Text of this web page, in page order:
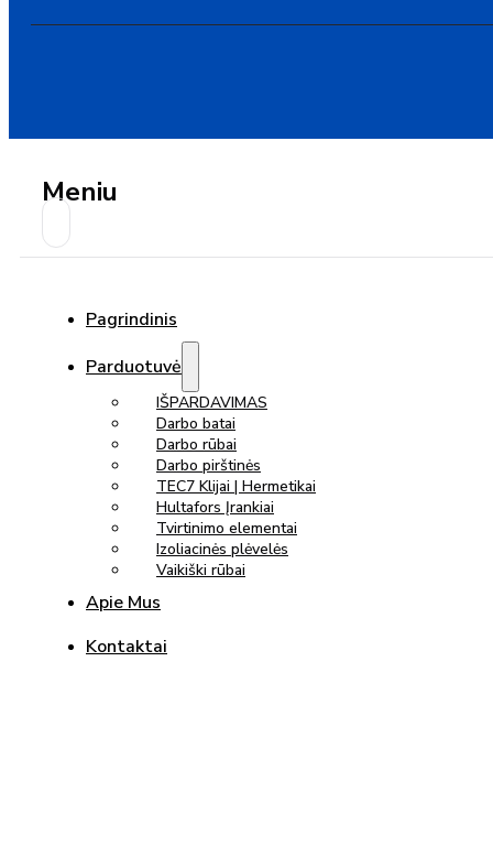
Meniu
Pagrindinis
Parduotuvė
IŠPARDAVIMAS
Darbo batai
Darbo rūbai
Darbo pirštinės
TEC7 Klijai | Hermetikai
Hultafors Įrankiai
Tvirtinimo elementai
Izoliacinės plėvelės
Vaikiški rūbai
Apie Mus
Kontaktai